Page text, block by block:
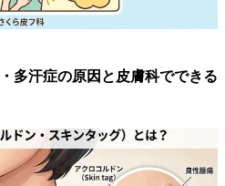
多汗症の原因と皮膚科でできる